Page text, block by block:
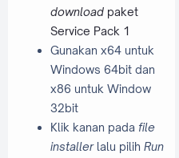
download paket
Service Pack 1
Gunakan x64 untuk
Windows 64bit dan
x86 untuk Window
32bit
Klik kanan pada file
installerlalu pilih Run